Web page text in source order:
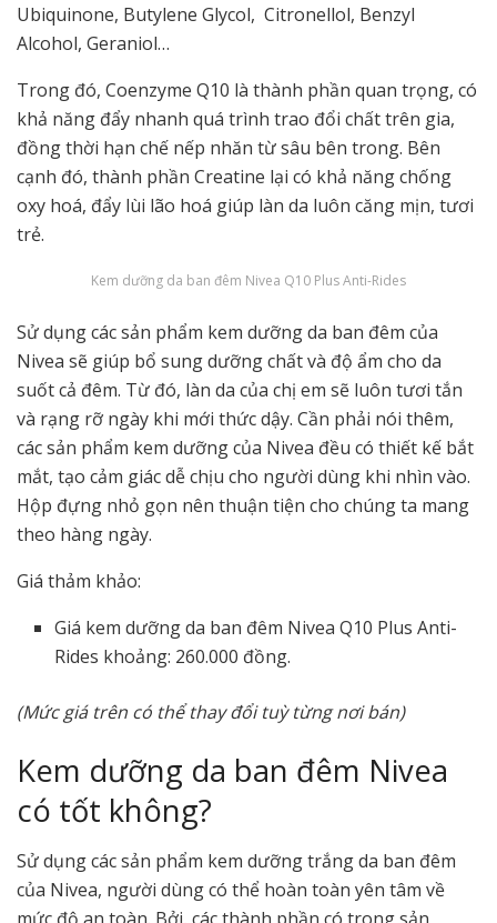
Ubiquinone, Butylene Glycol, Citronellol, Benzyl
Alcohol, Geraniol…
Trong đó, Coenzyme Q10 là thành phần quan trọng, có
khả năng đẩy nhanh quá trình trao đổi chất trên gia,
đồng thời hạn chế nếp nhăn từ sâu bên trong. Bên
cạnh đó, thành phần Creatine lại có khả năng chống
oxy hoá, đẩy lùi lão hoá giúp làn da luôn căng mịn, tươi
trẻ.
Kem dưỡng da ban đêm Nivea Q10 Plus Anti-Rides
Sử dụng các sản phẩm kem dưỡng da ban đêm của
Nivea sẽ giúp bổ sung dưỡng chất và độ ẩm cho da
suốt cả đêm. Từ đó, làn da của chị em sẽ luôn tươi tắn
và rạng rỡ ngày khi mới thức dậy. Cần phải nói thêm,
các sản phẩm kem dưỡng của Nivea đều có thiết kế bắt
mắt, tạo cảm giác dễ chịu cho người dùng khi nhìn vào.
Hộp đựng nhỏ gọn nên thuận tiện cho chúng ta mang
theo hàng ngày.
Giá thảm khảo:
Giá kem dưỡng da ban đêm Nivea Q10 Plus Anti-
Rides khoảng: 260.000 đồng.
(Mức giá trên có thể thay đổi tuỳ từng nơi bán)
Kem dưỡng da ban đêm Nivea
có tốt không?
Sử dụng các sản phẩm kem dưỡng trắng da ban đêm
của Nivea, người dùng có thể hoàn toàn yên tâm về